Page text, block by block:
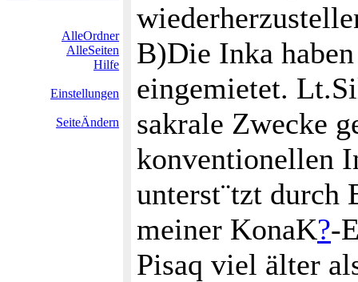
AlleOrdner
AlleSeiten
Hilfe
Einstellungen
SeiteÄndern
B)Die Inka
eingemietet.
sakrale Zwecke
konventionellen
unterst¨tzt durch
meiner KonaK?-
Pisaq viel älter